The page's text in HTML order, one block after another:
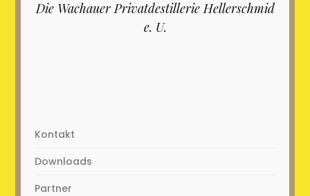
Die Wachauer Privatdestillerie Hellerschmid
e. U.
Kontakt
Downloads
Partner